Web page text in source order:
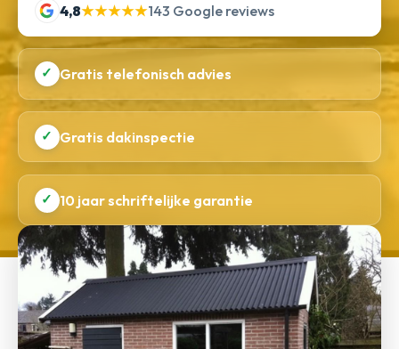
4,8★★★★★143 Google reviews
✓ Gratis telefonisch advies
✓ Gratis dakinspectie
✓ 10 jaar schriftelijke garantie